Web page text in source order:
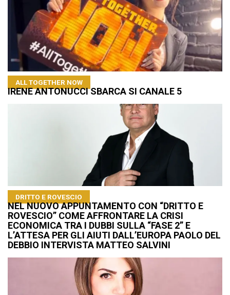
ALL TOGETHER NOW
IRENE ANTONUCCI SBARCA SI CANALE 5
DRITTO E ROVESCIO
NEL NUOVO APPUNTAMENTO CON “DRITTO E
ROVESCIO” COME AFFRONTARE LA CRISI
ECONOMICA TRA I DUBBI SULLA “FASE 2” E
L’ATTESA PER GLI AIUTI DALL’EUROPA PAOLO DEL
DEBBIO INTERVISTA MATTEO SALVINI